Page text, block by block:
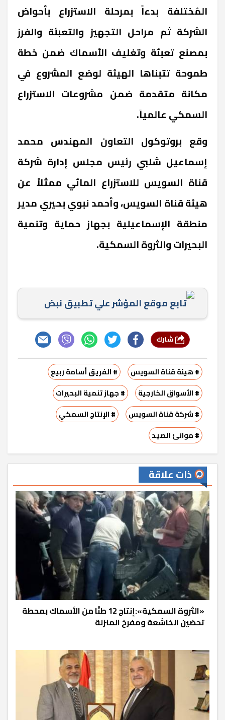
المُختلفة بدءاً بمرحلة الاستزراع بأحواض
الشركة ثم مراحل التجهيز والتعبئة والفرز
بمصنع تعبئة وتغليف الأسماك ضمن خطة
طموحة تتبناها الهيئة لوضع المشروع في
مكانة متقدمة ضمن مشروعات الاستزراع
السمكي عالمياً.
وقع بروتوكول التعاون المهندس محمد
إسماعيل شلبي رئيس مجلس إدارة شركة
قناة السويس للاستزراع المائي ممثلاً عن
هيئة قناة السويس، وأحمد نبوي بحيري مدير
منطقة الإسماعيلية بجهاز حماية وتنمية
البحيرات والثروة السمكية.
تابع موقع المؤشر علي تطبيق نبض
# هيئة قناة السويس
# الفريق أسامة ربيع
# الأسواق الخارجية
# جهاز تنمية البحيرات
# شركة قناة السويس
# الإنتاج السمكي
# موانئ الصيد
ذات علاقة
«الثروة السمكية»:إنتاج 12 طنًا من الأسماك بمحطة
تحضين الخاشعة ومفرخ المنزلة